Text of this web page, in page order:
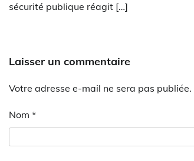
sécurité publique réagit […]
Laisser un commentaire
Votre adresse e-mail ne sera pas publiée.
Nom *